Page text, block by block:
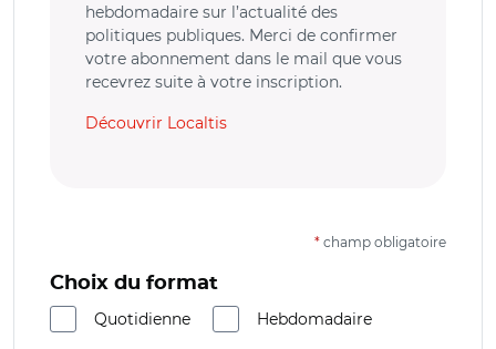
hebdomadaire sur l’actualité des
politiques publiques. Merci de confirmer
votre abonnement dans le mail que vous
recevrez suite à votre inscription.
Découvrir Localtis
* champ obligatoire
Choix du format
Quotidienne
Hebdomadaire